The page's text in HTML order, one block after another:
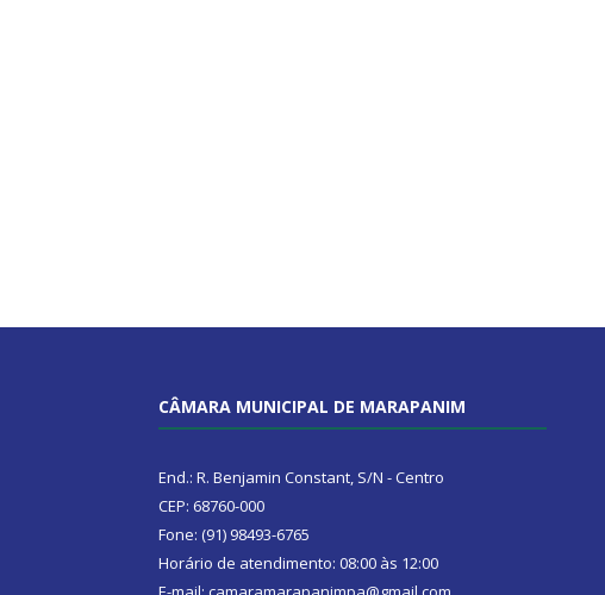
CÂMARA MUNICIPAL DE MARAPANIM
End.: R. Benjamin Constant, S/N - Centro
CEP: 68760-000
Fone: (91) 98493-6765
Horário de atendimento: 08:00 às 12:00